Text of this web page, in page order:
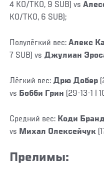
4 КО/ТКО, 9 SUB) vs
KO/TKO, 6 SUB);
Полулёгкий вес:Алекс
7 SUB) vsДжулиан
Лёгкий вес:Дрю Добер
vs Бобби Грин (29-13-1 |
Средний вес: Коди
vs Михал Олексейчук
Прелимы: